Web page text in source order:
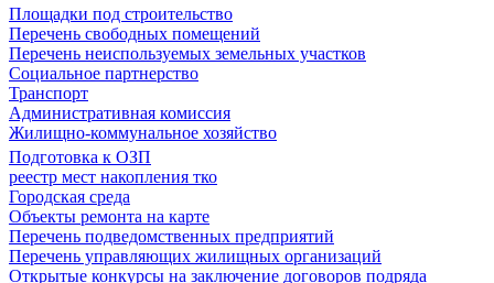
Площадки под строительство
Перечень свободных помещений
Перечень неиспользуемых земельных участков
Социальное партнерство
Транспорт
Административная комиссия
Жилищно-коммунальное хозяйство
Подготовка к ОЗП
реестр мест накопления тко
Городская среда
Объекты ремонта на карте
Перечень подведомственных предприятий
Перечень управляющих жилищных организаций
Открытые конкурсы на заключение договоров подряда